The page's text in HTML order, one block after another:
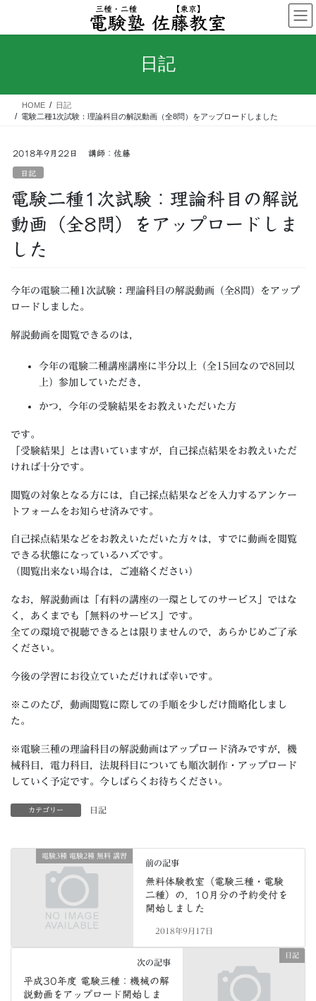
テ
ス
ゲ
ン
日記
HOME
日記
電験二種1次試験：理論科目の解説動画（全8問）をアップロードしました
2018年9月22日 講師：佐藤
日記
電験二種1次試験：理論科目の解説
動画（全8問）をアップロードしま
した
今年の電験二種1次試験：理論科目の解説動画（全8問）をアップ
ロードしました。
解説動画を閲覧できるのは，
今年の電験二種講座講座に半分以上（全15回なので8回以
上）参加していただき，
かつ，今年の受験結果をお教えいただいた方
です。
「受験結果」とは書いていますが，自己採点結果をお教えいただ
ければ十分です。
閲覧の対象となる方には，自己採点結果などを入力するアンケー
トフォームをお知らせ済みです。
自己採点結果などをお教えいただいた方々は，すでに動画を閲覧
できる状態になっているハズです。
（閲覧出来ない場合は，ご連絡ください）
なお，解説動画は「有料の講座の一環としてのサービス」ではな
く，あくまでも「無料のサービス」です。
全ての環境で視聴できるとは限りませんので，あらかじめご了承
ください。
今後の学習にお役立ていただければ幸いです。
※このたび，動画閲覧に際しての手順を少しだけ簡略化しまし
た。
※電験三種の理論科目の解説動画はアップロード済みですが，機
械科目，電力科目，法規科目についても順次制作・アップロード
していく予定です。今しばらくお待ちください。
カテゴリー 日記
電験3種 電験2種 無料 講習
前の記事
無料体験教室（電験三種・電験
二種）の，10月分の予約受付を
開始しました
2018年9月17日
日記
次の記事
平成30年度 電験三種：機械の解
説動画をアップロード開始しま